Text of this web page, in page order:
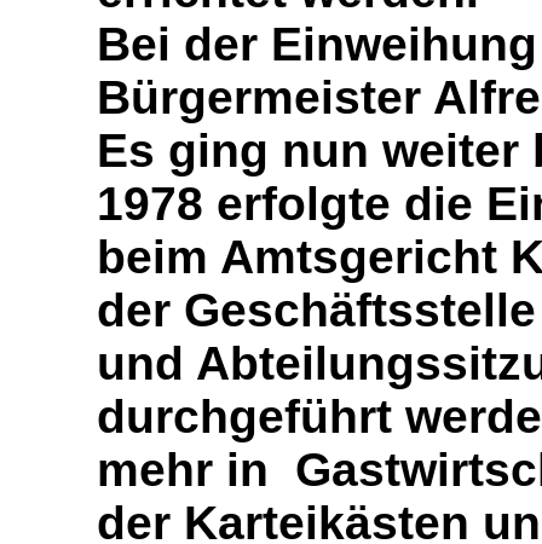
Bei der
Bürgermeister
Es ging nun weiter
1978 erfolgte die
beim Amtsgericht
der
und
durchgeführt
mehr in
der Karteikästen